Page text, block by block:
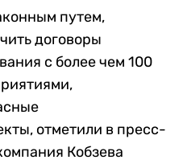
путем,
договоры
с более чем 100
отметили в пресс-
Кобзева